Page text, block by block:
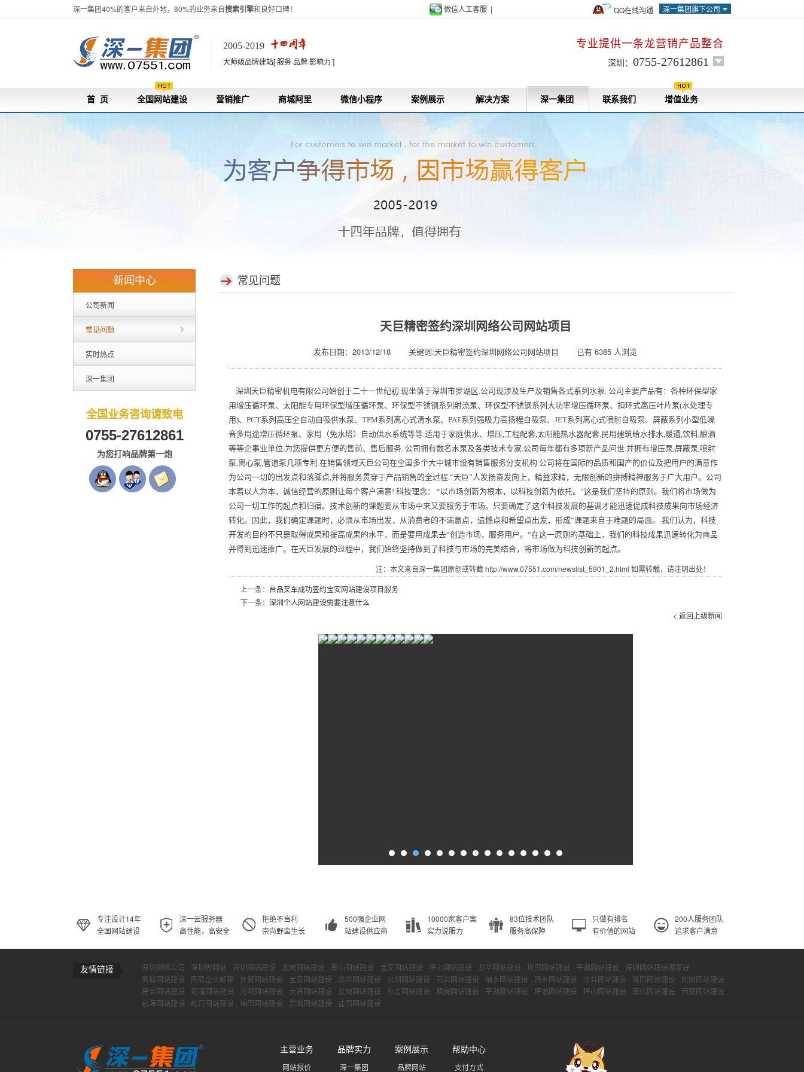
深一集团40%的客户来自外地，80%的业务来自搜索引擎和良好口碑！ 深一集团旗下公司
微信人工客服 | QQ在线沟通
2005-2019
大师级品牌建站[ 服务·品牌·影响力 ]
专业提供一条龙营销产品整合
深圳： 0755-27612861
首 页 全国网站建设 营销推广 商城阿里 微信小程序 案例展示 解决方案 深一集团 联系我们 增值业务
新闻中心
公司新闻
常见问题
实时热点
深一集团
全国业务咨询请致电
0755-27612861
为您打响品牌第一炮
常见问题
天巨精密签约深圳网络公司网站项目
发布日期：2013/12/18 关键词:天巨精密签约深圳网络公司网站项目 已有 6385 人浏览
深圳天巨精密机电有限公司始创于二十一世纪初.现坐落于深圳市罗湖区.公司现涉及生产及销售各式系列水泵. 公司主要产品有：各种环保型家
用增压循环泵、太阳能专用环保型增压循环泵、环保型不锈钢系列射流泵、环保型不锈钢系列大功率增压循环泵、扣环式高压叶片泵(水处理专
用)、PCT系列高压全自动自吸供水泵、TPM系列离心式清水泵、PAT系列强吸力高扬程自吸泵、JET系列离心式喷射自吸泵、屏蔽系列小型低噪
音多用途增压循环泵、家用（免水塔）自动供水系统等等.适用于家庭供水、增压,工程配套,太阳能热水器配套,民用建筑给水排水,暖通,饮料,酿酒
等等企事业单位,为您提供更方便的售前、售后服务. 公司拥有数名水泵及各类技术专家.公司每年都有多项新产品问世.并拥有增压泵,屏蔽泵,喷射
泵,离心泵,管道泵几项专利.在销售领域天巨公司在全国多个大中城市设有销售服务分支机构.公司将在国际的品质和国产的价位及把用户的满意作
为公司一切的出发点和落脚点,并将服务贯穿于产品销售的全过程.“天巨”人发扬奋发向上，精益求精，无限创新的拼搏精神服务于广大用户。公司
本着以人为本，诚信经营的原则让每个客户满意! 科技理念： “以市场创新为根本，以科技创新为依托。”这是我们坚持的原则。我们将市场做为
公司一切工作的起点和归宿。技术创新的课题要从市场中来又要服务于市场。只要确定了这个科技发展的基调才能迅速促成科技成果向市场经济
转化。因此，我们确定课题时，必须从市场出发，从消费者的不满意点，遗憾点和希望点出发，形成“课题来自于难题的局面。 我们认为，科技
开发的目的不只是取得成果和提高成果的水平，而是要用成果去“创造市场，服务用户。“在这一原则的基础上，我们的科技成果迅速转化为商品
并得到迅速推广。在天巨发展的过程中，我们始终坚持做到了科技与市场的完美结合，将市场做为科技创新的起点。
注：本文来自深一集团原创或转截 http://www.07551.com/newslist_5901_2.html 如需转载，请注明出处！
上一条： 台品叉车成功签约宝安网站建设项目服务
下一条： 深圳个人网站建设需要注意什么
< 返回上级新闻
专注设计14年
全国网站建设
深一云服务器
高性能，高安全
拒绝不当利
崇尚野蛮生长
500强企业网
站建设供应商
10000家客户案
实力说服力
83位技术团队
服务高保障
只做有排名
有价值的网站
200人服务团队
追求客户满意
友情链接 深圳网络公司 深圳做网站 深圳网站建设 龙岗网站建设 南山网站建设 宝安网站建设 坪山网站建设 龙华网站建设 坂田网站建设 平湖网站建设
深圳网站建设哪家好
商城网站建设
网易企业邮箱 外贸网站建设 宝安网站建设 龙华网站建设 公明网站建设 石岩网站建设 福永网站建设 西乡网站建设 沙井网站建设 坂田网站建设
松岗网站建设
民治网站建设
观澜网站建设 光明网站建设 大浪网站建设 龙岗网站建设 布吉网站建设 横岗网站建设 平湖网站建设 坪地网站建设 坪山网站建设 南山网站建设
西丽网站建设
前海网站建设
蛇口网站建设 福田网站建设 罗湖网站建设 盐田网站建设
主营业务
网站报价
品牌实力
深一集团
案例展示
品牌网站
帮助中心
支付方式